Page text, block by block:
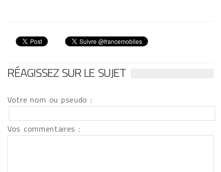
RÉAGISSEZ SUR LE SUJET
Votre nom ou pseudo :
Vos commentaires :